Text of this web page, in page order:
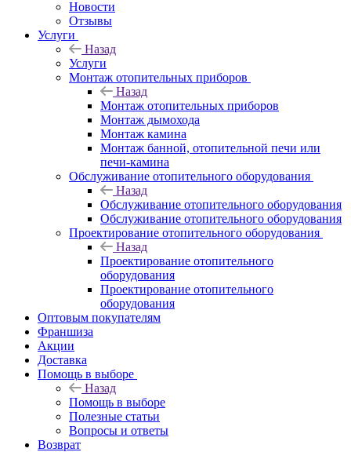
Новости
Отзывы
Услуги
Назад
Услуги
Монтаж отопительных приборов
Назад
Монтаж отопительных приборов
Монтаж дымохода
Монтаж камина
Монтаж банной, отопительной печи или
печи-камина
Обслуживание отопительного оборудования
Назад
Обслуживание отопительного оборудования
Обслуживание отопительного оборудования
Проектирование отопительного оборудования
Назад
Проектирование отопительного
оборудования
Проектирование отопительного
оборудования
Оптовым покупателям
Франшиза
Акции
Доставка
Помощь в выборе
Назад
Помощь в выборе
Полезные статьи
Вопросы и ответы
Возврат